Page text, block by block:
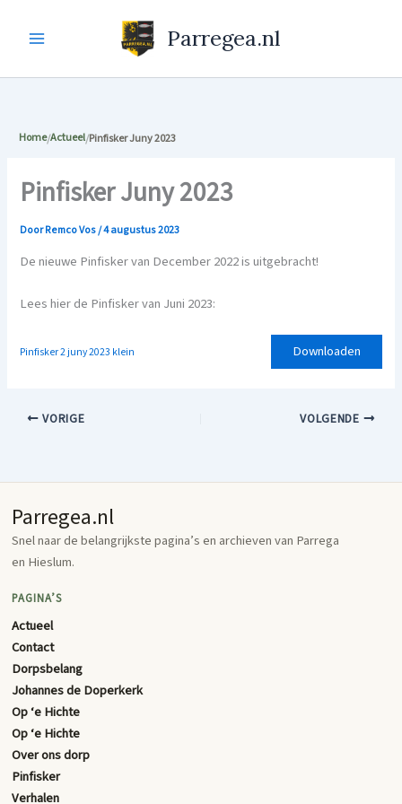
inhoud
Parregea.nl
Home Actueel Pinfisker Juny 2023
Pinfisker Juny 2023
DoorRemco Vos/4 augustus 2023
De nieuwe Pinfisker van December 2022 is uitgebracht!
Lees hier de Pinfisker van Juni 2023:
Pinfisker 2 juny 2023 klein Downloaden
VORIGE VOLGENDE
Parregea.nl
Snel naar de belangrijkste pagina’s en archieven van Parrega
en Hieslum.
PAGINA’S
Actueel
Contact
Dorpsbelang
Johannes de Doperkerk
Op ‘e Hichte
Op ‘e Hichte
Over ons dorp
Pinfisker
Verhalen